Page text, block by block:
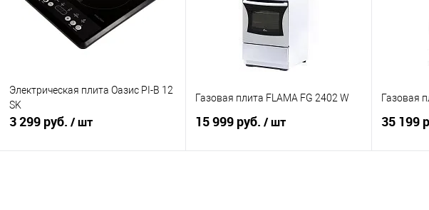
Электрическая плита Оазис PI-B 12
SK
3 299 руб. / шт
Газовая плита FLAMA FG 2402 W
15 999 руб. / шт
Газовая
35 199